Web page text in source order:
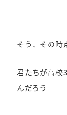
そう、その時
君たちが高校
んだろう